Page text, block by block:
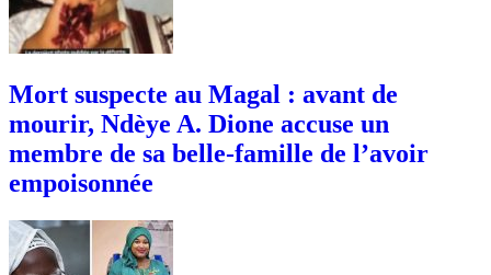
Mort suspecte au Magal : avant de
mourir, Ndèye A. Dione accuse un
membre de sa belle-famille de l’avoir
empoisonnée